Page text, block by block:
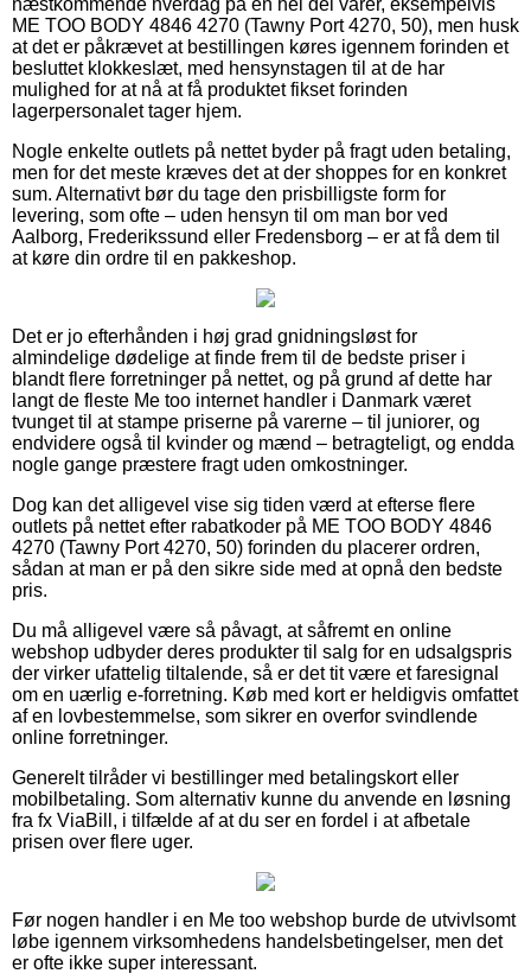
ME TOO BODY 4846 4270 (Tawny Port 4270, 50), men husk
at det er påkrævet at bestillingen køres igennem forinden et
besluttet klokkeslæt, med hensynstagen til at de har
mulighed for at nå at få produktet fikset forinden
lagerpersonalet tager hjem.
Nogle enkelte outlets på nettet byder på fragt uden betaling,
men for det meste kræves det at der shoppes for en konkret
sum. Alternativt bør du tage den prisbilligste form for
levering, som ofte – uden hensyn til om man bor ved
Aalborg, Frederikssund eller Fredensborg – er at få dem til
at køre din ordre til en pakkeshop.
Det er jo efterhånden i høj grad gnidningsløst for
almindelige dødelige at finde frem til de bedste priser i
blandt flere forretninger på nettet, og på grund af dette har
langt de fleste Me too internet handler i Danmark været
tvunget til at stampe priserne på varerne – til juniorer, og
endvidere også til kvinder og mænd – betragteligt, og endda
nogle gange præstere fragt uden omkostninger.
Dog kan det alligevel vise sig tiden værd at efterse flere
outlets på nettet efter rabatkoder på ME TOO BODY 4846
4270 (Tawny Port 4270, 50) forinden du placerer ordren,
sådan at man er på den sikre side med at opnå den bedste
pris.
Du må alligevel være så påvagt, at såfremt en online
webshop udbyder deres produkter til salg for en udsalgspris
der virker ufattelig tiltalende, så er det tit være et faresignal
om en uærlig e-forretning. Køb med kort er heldigvis omfattet
af en lovbestemmelse, som sikrer en overfor svindlende
online forretninger.
Generelt tilråder vi bestillinger med betalingskort eller
mobilbetaling. Som alternativ kunne du anvende en løsning
fra fx ViaBill, i tilfælde af at du ser en fordel i at afbetale
prisen over flere uger.
Før nogen handler i en Me too webshop burde de utvivlsomt
løbe igennem virksomhedens handelsbetingelser, men det
er ofte ikke super interessant.